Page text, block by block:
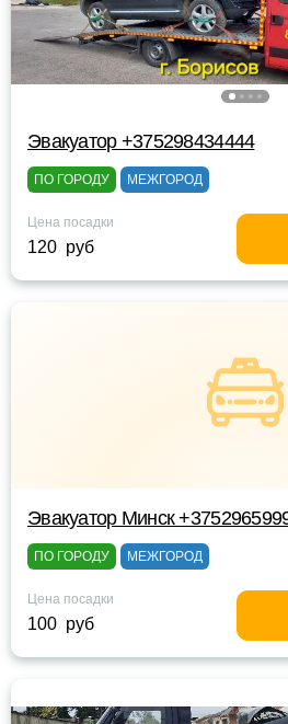
Эвакуатор +375298434444
ПО ГОРОДУ МЕЖГОРОД
Цена посадки
120 руб
Эвакуатор Минск
ПО ГОРОДУ МЕЖГОРОД
Цена посадки
100 руб